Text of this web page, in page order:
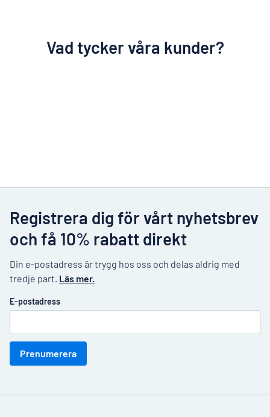
Vad tycker våra kunder?
Registrera dig för vårt nyhetsbrev
och få 10% rabatt direkt
Din e-postadress är trygg hos oss och delas aldrig med
tredje part. Läs mer.
E-postadress
Prenumerera